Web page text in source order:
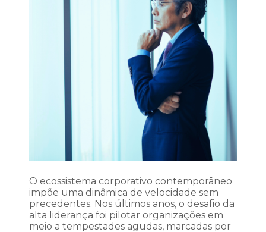
O ecossistema corporativo contemporâneo
impõe uma dinâmica de velocidade sem
precedentes. Nos últimos anos, o desafio da
alta liderança foi pilotar organizações em
meio a tempestades agudas, marcadas por